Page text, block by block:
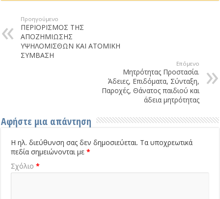
Προηγούμενο
ΠΕΡΙΟΡΙΣΜΟΣ ΤΗΣ
ΑΠΟΖΗΜΙΩΣΗΣ
ΥΨΗΛΟΜΙΣΘΩΝ ΚΑΙ ΑΤΟΜΙΚΗ
ΣΥΜΒΑΣΗ
Επόμενο
Μητρότητας Προστασία.
Άδειες, Επιδόματα, Σύνταξη,
Παροχές, Θάνατος παιδιού και
άδεια μητρότητας
Αφήστε μια απάντηση
Η ηλ. διεύθυνση σας δεν δημοσιεύεται. Τα υποχρεωτικά
πεδία σημειώνονται με*
Σχόλιο*